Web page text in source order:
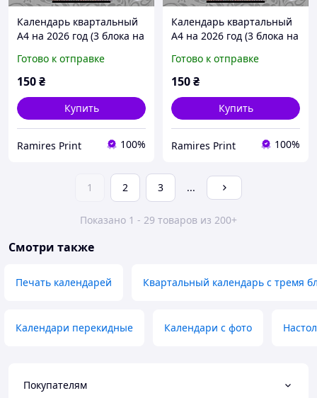
Календарь квартальный
А4 на 2026 год (3 блока на
поле) офсет Конь 023
Готово к отправке
150₴
Купить
Ramires Print 100%
Календарь квартальный
А4 на 2026 год (3 блока на
поле) офсет Конь 024
Готово к отправке
150₴
Купить
Ramires Print 100%
1 2 3 ...
Показано 1 - 29 товаров из 200+
Смотри также
Печать календарей Квартальный календарь с тремя
Календари перекидные Календари с фото
Покупателям